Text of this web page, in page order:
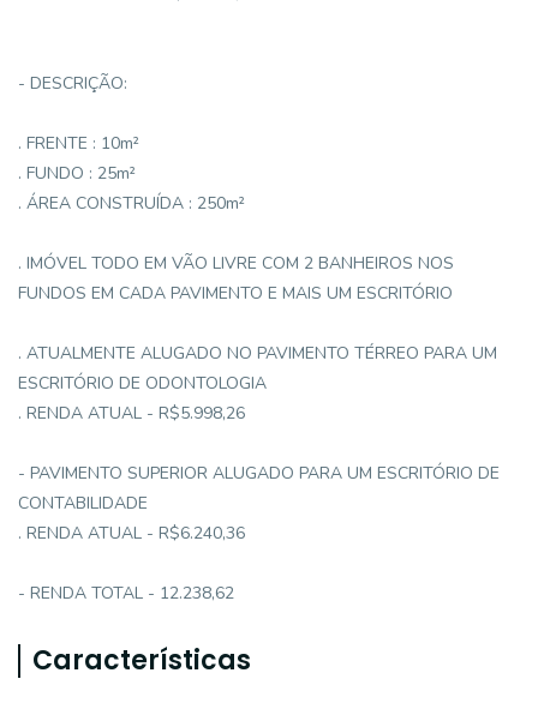
- DESCRIÇÃO:
. FRENTE : 10m²
. FUNDO : 25m²
. ÁREA CONSTRUÍDA : 250m²
. IMÓVEL TODO EM VÃO LIVRE COM 2 BANHEIROS NOS
FUNDOS EM CADA PAVIMENTO E MAIS UM ESCRITÓRIO
. ATUALMENTE ALUGADO NO PAVIMENTO TÉRREO PARA UM
ESCRITÓRIO DE ODONTOLOGIA
. RENDA ATUAL - R$5.998,26
- PAVIMENTO SUPERIOR ALUGADO PARA UM ESCRITÓRIO DE
CONTABILIDADE
. RENDA ATUAL - R$6.240,36
- RENDA TOTAL - 12.238,62
Características